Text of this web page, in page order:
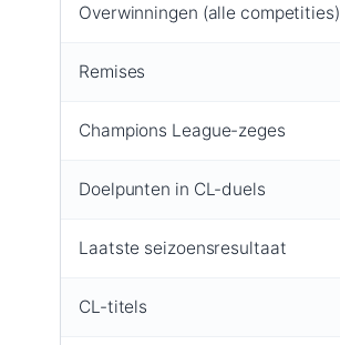
Overwinningen (alle competities)
Remises
Champions League-zeges
Doelpunten in CL-duels
Laatste seizoensresultaat
CL-titels